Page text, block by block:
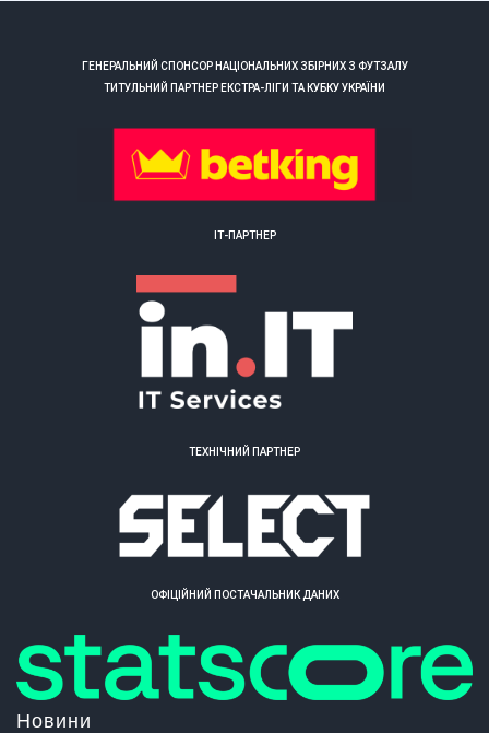
ГЕНЕРАЛЬНИЙ СПОНСОР НАЦІОНАЛЬНИХ ЗБІРНИХ З ФУТЗАЛУ
ТИТУЛЬНИЙ ПАРТНЕР ЕКСТРА-ЛІГИ ТА КУБКУ УКРАЇНИ
ІТ-ПАРТНЕР
ТЕХНІЧНИЙ ПАРТНЕР
ОФІЦІЙНИЙ ПОСТАЧАЛЬНИК ДАНИХ
Новини